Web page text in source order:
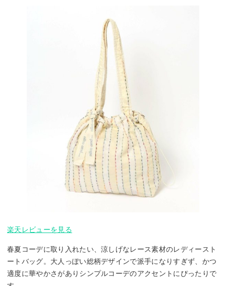
楽天レビューを見る
春夏コーデに取り入れたい、涼しげなレース素材のレディースト
ートバッグ。大人っぽい総柄デザインで派手になりすぎず、かつ
適度に華やかさがありシンプルコーデのアクセントにぴったりで